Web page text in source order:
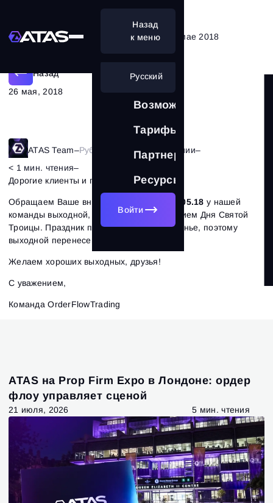
Возможности
Тарифы
Партнерам
Ресурсы
Русский
Войти
Назад
к меню
Как работает поддержка ATAS в мае 2018
Назад
26 мая, 2018
ATAS Team–Рубрика: Новости компании–
< 1 мин. чтения–
Дорогие клиенты и партнеры!
Обращаем Ваше внимание на то, что 28.05.18 у нашей
команды выходной, в связи с празднованием Дня Святой
Троицы. Праздник преподает на воскресенье, поэтому
выходной перенесен на понедельник.
Желаем хороших выходных, друзья!
С уважением,
Команда OrderFlowTrading
ATAS на Prop Firm Expo в Лондоне: ордер
флоу управляет сценой
21 июля, 2026 5 мин. чтения